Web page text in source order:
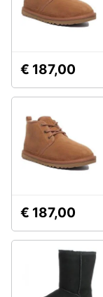
€ 187,00
€ 187,00